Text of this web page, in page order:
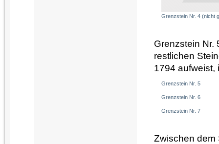
Grenzstein Nr. 4 (nicht
Grenzstein Nr.
restlichen
1794 aufweist,
Grenzstein Nr. 5
Grenzstein Nr. 6
Grenzstein Nr. 7
Zwischen dem